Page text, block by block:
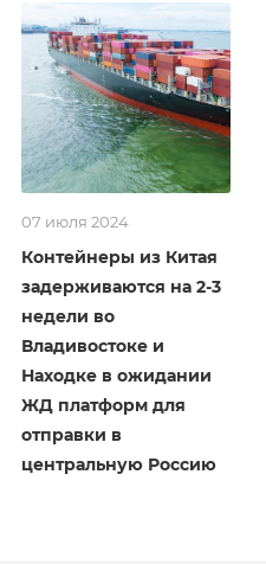
07 июля 2024
Контейнеры из Китая
задерживаются на 2-3
недели во
Владивостоке и
Находке в ожидании
ЖД платформ для
отправки в
центральную Россию